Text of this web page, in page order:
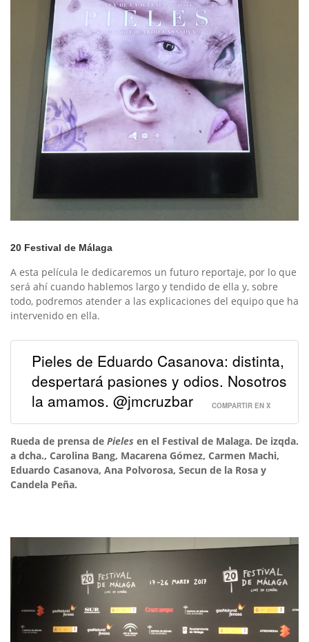
20 Festival de Málaga
A esta película le dedicaremos un futuro reportaje, por lo que
será ahí cuando hablemos largo y tendido de ella y, sobre
todo, podremos atender a las explicaciones del equipo que ha
intervenido en ella.
Pieles de Eduardo Casanova: distinta,
despertará pasiones y odios. Nosotros
la amamos. @jmcruzbar
COMPARTIR EN X
Rueda de prensa de Pieles en el Festival de Malaga. De izqda.
a dcha., Carolina Bang, Macarena Gómez, Carmen Machi,
Eduardo Casanova, Ana Polvorosa, Secun de la Rosa y
Candela Peña.